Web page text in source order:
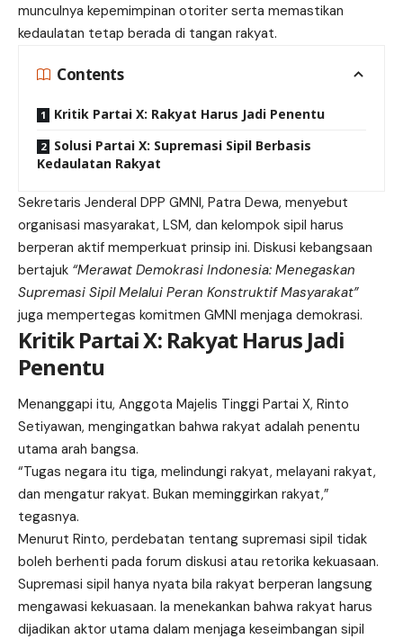
munculnya kepemimpinan otoriter serta memastikan
kedaulatan tetap berada di tangan rakyat.
Contents
Kritik Partai X: Rakyat Harus Jadi Penentu
Solusi Partai X: Supremasi Sipil Berbasis
Kedaulatan Rakyat
Sekretaris Jenderal DPP GMNI, Patra Dewa, menyebut
organisasi masyarakat, LSM, dan kelompok sipil harus
berperan aktif memperkuat prinsip ini. Diskusi kebangsaan
bertajuk “Merawat Demokrasi Indonesia: Menegaskan
Supremasi Sipil Melalui Peran Konstruktif Masyarakat”
juga mempertegas komitmen GMNI menjaga demokrasi.
Kritik Partai X: Rakyat Harus Jadi
Penentu
Menanggapi itu, Anggota Majelis Tinggi Partai X, Rinto
Setiyawan, mengingatkan bahwa rakyat adalah penentu
utama arah bangsa.
“Tugas negara itu tiga, melindungi rakyat, melayani rakyat,
dan mengatur rakyat. Bukan meminggirkan rakyat,”
tegasnya.
Menurut Rinto, perdebatan tentang supremasi sipil tidak
boleh berhenti pada forum diskusi atau retorika kekuasaan.
Supremasi sipil hanya nyata bila rakyat berperan langsung
mengawasi kekuasaan. Ia menekankan bahwa rakyat harus
dijadikan aktor utama dalam menjaga keseimbangan sipil